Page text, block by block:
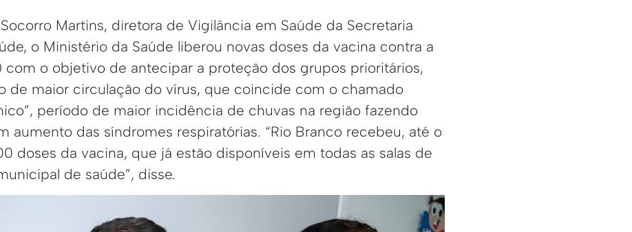
Martins, diretora de Vigilância em Saúde da Secretaria
o Ministério da Saúde liberou novas doses da vacina contra a
com o objetivo de antecipar a proteção dos grupos prioritários,
de maior circulação do vírus, que coincide com o chamado
período de maior incidência de chuvas na região fazendo
aumento das síndromes respiratórias. “Rio Branco recebeu, até o
doses da vacina, que já estão disponíveis em todas as salas de
de saúde”, disse.